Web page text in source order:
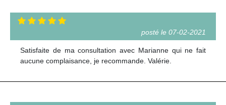
posté le 07-02-2021
Satisfaite de ma consultation avec Marianne qui ne fait
aucune complaisance, je recommande. Valérie.